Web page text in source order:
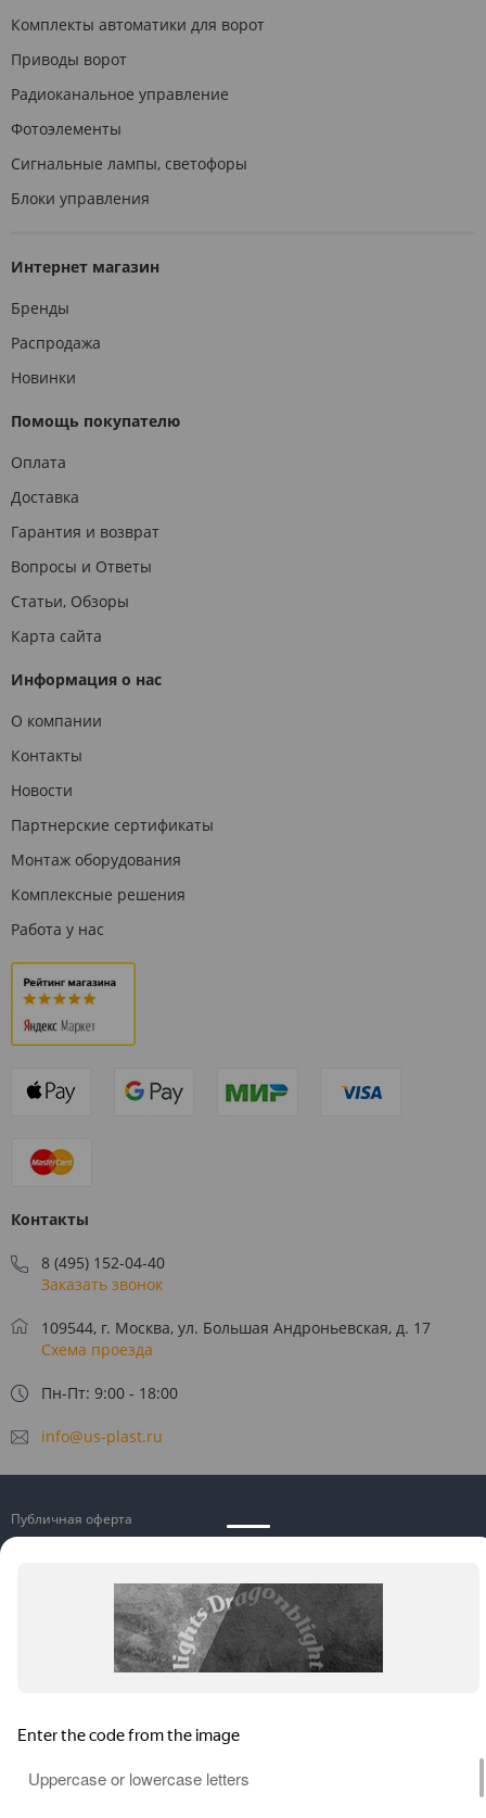
Комплекты автоматики для ворот
Приводы ворот
Радиоканальное управление
Фотоэлементы
Сигнальные лампы, светофоры
Блоки управления
Интернет магазин
Бренды
Распродажа
Новинки
Помощь покупателю
Оплата
Доставка
Гарантия и возврат
Вопросы и Ответы
Статьи, Обзоры
Карта сайта
Информация о нас
О компании
Контакты
Новости
Партнерские сертификаты
Монтаж оборудования
Комплексные решения
Работа у нас
Контакты
8 (495) 152-04-40
Заказать звонок
109544, г. Москва, ул. Большая Андроньевская, д. 17
Схема проезда
Пн-Пт: 9:00 - 18:00
info@us-plast.ru
© 2026 U.S. PLAST: СКУД, домофония, видеонаблюдение, маркировка,
Публичная оферта
Пользовательское соглашение
Политика конфиденциальности